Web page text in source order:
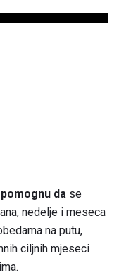
da se
nedelje i meseca
na putu,
ciljnih mjeseci